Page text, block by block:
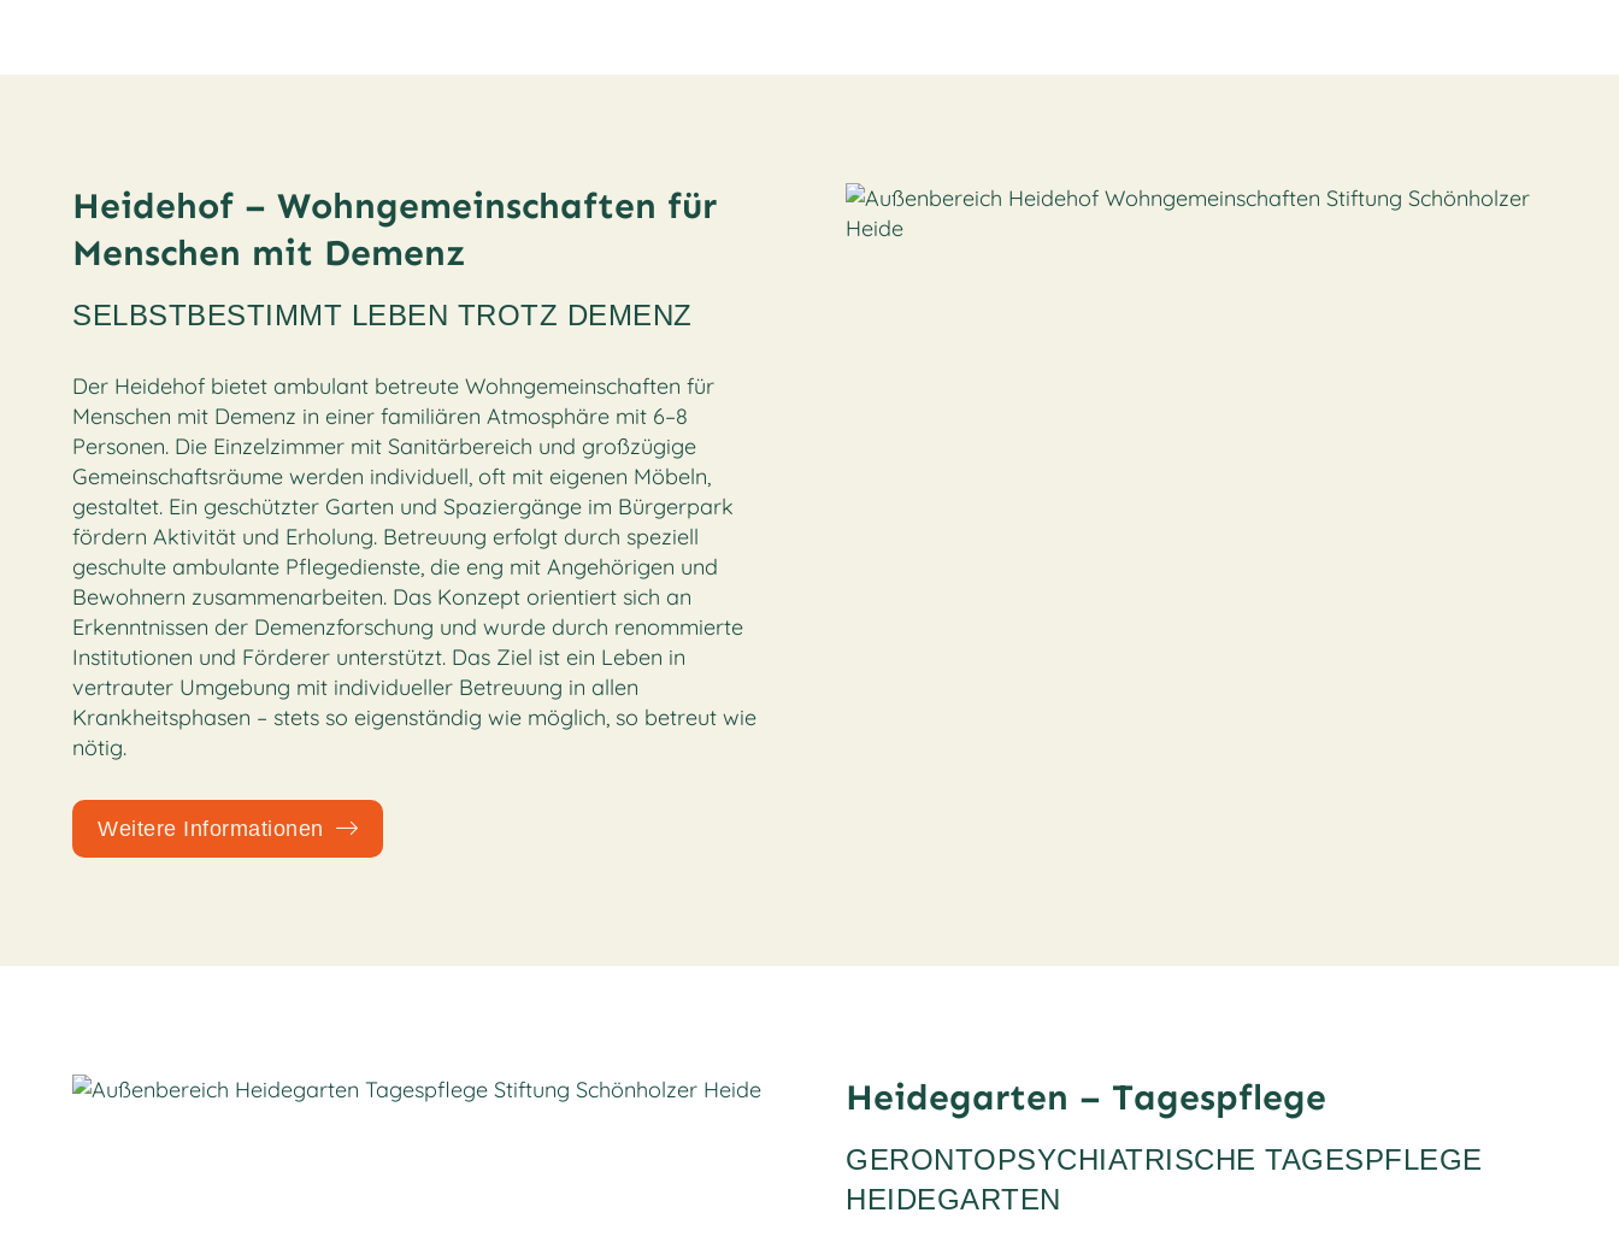
Heidehof – Wohngemeinschaften für
Menschen mit Demenz
SELBSTBESTIMMT LEBEN TROTZ DEMENZ
Der Heidehof bietet ambulant betreute Wohngemeinschaften für
Menschen mit Demenz in einer familiären Atmosphäre mit 6–8
Personen. Die Einzelzimmer mit Sanitärbereich und großzügige
Gemeinschaftsräume werden individuell, oft mit eigenen Möbeln,
gestaltet. Ein geschützter Garten und Spaziergänge im Bürgerpark
fördern Aktivität und Erholung. Betreuung erfolgt durch speziell
geschulte ambulante Pflegedienste, die eng mit Angehörigen und
Bewohnern zusammenarbeiten. Das Konzept orientiert sich an
Erkenntnissen der Demenzforschung und wurde durch renommierte
Institutionen und Förderer unterstützt. Das Ziel ist ein Leben in
vertrauter Umgebung mit individueller Betreuung in allen
Krankheitsphasen – stets so eigenständig wie möglich, so betreut wie
nötig.
Weitere Informationen
Heidegarten – Tagespflege
GERONTOPSYCHIATRISCHE TAGESPFLEGE
HEIDEGARTEN